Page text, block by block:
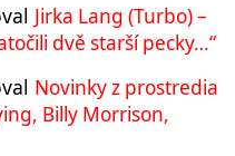
Jirka Lang (Turbo) –
dvě starší pecky…“
Novinky z prostredia
Billy Morrison,